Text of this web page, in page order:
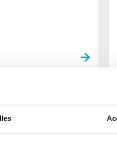
National
y el
de